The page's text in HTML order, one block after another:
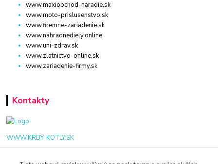
www.maxiobchod-naradie.sk
www.moto-prislusenstvo.sk
www.firemne-zariadenie.sk
www.nahradnediely.online
www.uni-zdrav.sk
www.zlatnictvo-online.sk
www.zariadenie-firmy.sk
Kontakty
WWW.KRBY-KOTLY.SK